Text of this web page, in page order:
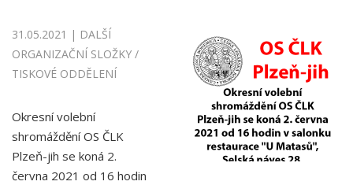
31.05.2021 | DALŠÍ
ORGANIZAČNÍ SLOŽKY /
TISKOVÉ ODDĚLENÍ
Okresní volební
shromáždění OS ČLK
Plzeň-jih se koná 2.
června 2021 od 16 hodin